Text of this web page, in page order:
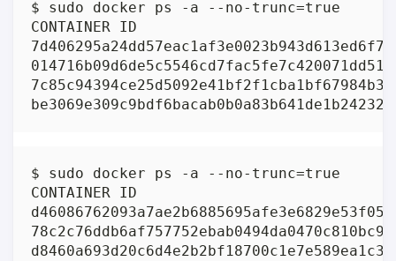
$ sudo docker ps -a --no-trunc=true
CONTAINER ID
$ sudo docker ps -a --no-trunc=true
CONTAINER ID